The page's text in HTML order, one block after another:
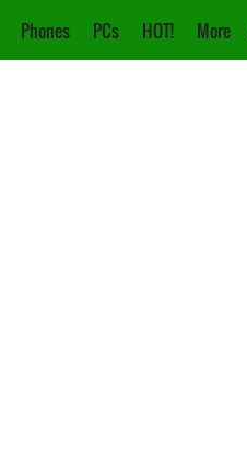
Phones PCs HOT! More